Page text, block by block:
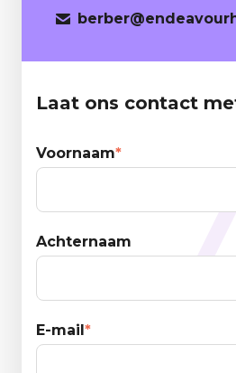
berber
Laat ons contact
Voornaam*
Achternaam
E-mail*